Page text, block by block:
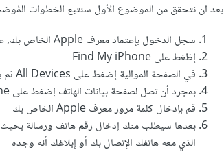
بعد ان نتحقق من الموضوع الأول سنتبع الخطوات
سجل الدخول بإعتماد معرف Apple الخاص بك, على الرابط التالي
إظغط على Find My iPhone
في الصفحة الموالية إضغط على All Devices ثم بعدها حدد الجهاز الخاص بك
بمجرد أن تصل لصفحة بيانات الهاتف إضغط على Erase iPhone
قم بإدخال كلمة مرور معرف Apple الخاص بك
بعدها سيطلب منك إدخال رقم هاتف ورسالة
الذي معه هاتفك الإتصال بك أو إبلاغك أنه وجده